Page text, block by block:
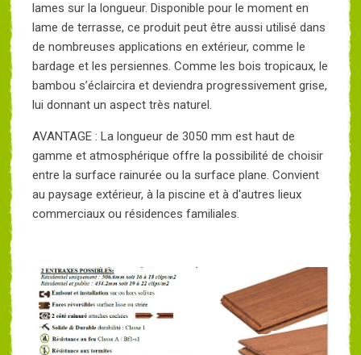
lames sur la longueur. Disponible pour le moment en
lame de terrasse, ce produit peut être aussi utilisé dans
de nombreuses applications en extérieur, comme le
bardage et les persiennes. Comme les bois tropicaux, le
bambou s’éclaircira et deviendra progressivement grise,
lui donnant un aspect très naturel.
AVANTAGE : La longueur de 3050 mm est haut de
gamme et atmosphérique offre la possibilité de choisir
entre la surface rainurée ou la surface plane. Convient
au paysage extérieur, à la piscine et à d'autres lieux
commerciaux ou résidences familiales.